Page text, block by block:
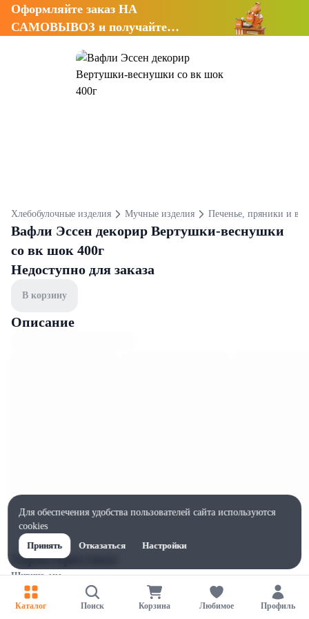
Оформляйте заказ НА
САМОВЫВОЗ и получайте
Хлебобулочные изделия Мучные изделия Печенье, пряники и
Вафли Эссен декорир Вертушки-веснушки
со вк шок 400г
Недоступно для заказа
В корзину
Описание
Характеристики
Ширина, мм
140
Высота, мм
Каталог Поиск Корзина Любимое Профиль
Для обеспечения удобства пользователей сайта используются
cookies
Принять
Отказаться Настройки